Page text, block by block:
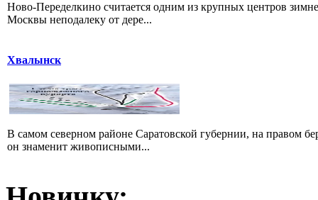
Ново-Переделкино считается одним из крупных центров
Москвы неподалеку от дере...
Хвалынск
В самом северном районе Саратовской губернии, на правом
он знаменит живописными...